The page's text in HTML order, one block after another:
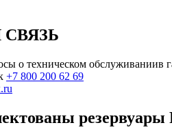
о техническом обслуживаниив
+7 800 200 62 69